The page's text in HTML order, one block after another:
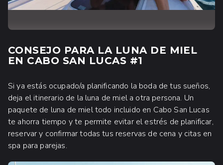
CONSEJO PARA LA LUNA DE MIEL
EN CABO SAN LUCAS #1
Si ya estás ocupado/a planificando la boda de tus sueños,
deja el itinerario de la luna de miel a otra persona. Un
paquete de luna de miel todo incluido en Cabo San Lucas
te ahorra tiempo y te permite evitar el estrés de planificar,
reservar y confirmar todas tus reservas de cena y citas en
spa para parejas.